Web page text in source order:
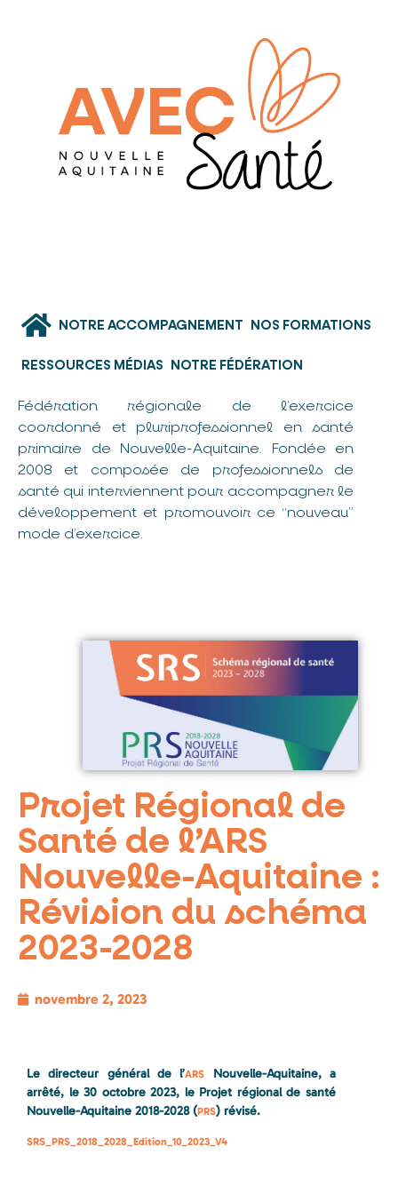
NOTRE ACCOMPAGNEMENT NOS FORMATIONS
RESSOURCES MÉDIAS NOTRE FÉDÉRATION
Fédération régionale de l’exercice
coordonné et pluriprofessionnel en santé
primaire de Nouvelle-Aquitaine. Fondée en
2008 et composée de professionnels de
santé qui interviennent pour accompagner le
développement et promouvoir ce “nouveau”
mode d’exercice.
Projet Régional de
Santé de l’ARS
Nouvelle-Aquitaine :
Révision du schéma
2023-2028
novembre 2, 2023
Le directeur général de l’ARS
Nouvelle-Aquitaine, a
arrêté, le 30 octobre 2023, le Projet régional de santé
Nouvelle-Aquitaine 2018-2028 (PRS) révisé.
SRS_PRS_2018_2028_Edition_10_2023_V4